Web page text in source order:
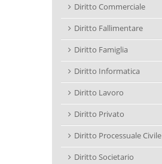
Diritto Commerciale
Diritto Fallimentare
Diritto Famiglia
Diritto Informatica
Diritto Lavoro
Diritto Privato
Diritto Processuale Civile
Diritto Societario